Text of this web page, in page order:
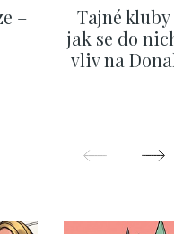
–
Tajné kluby
jak se do nich
vliv na